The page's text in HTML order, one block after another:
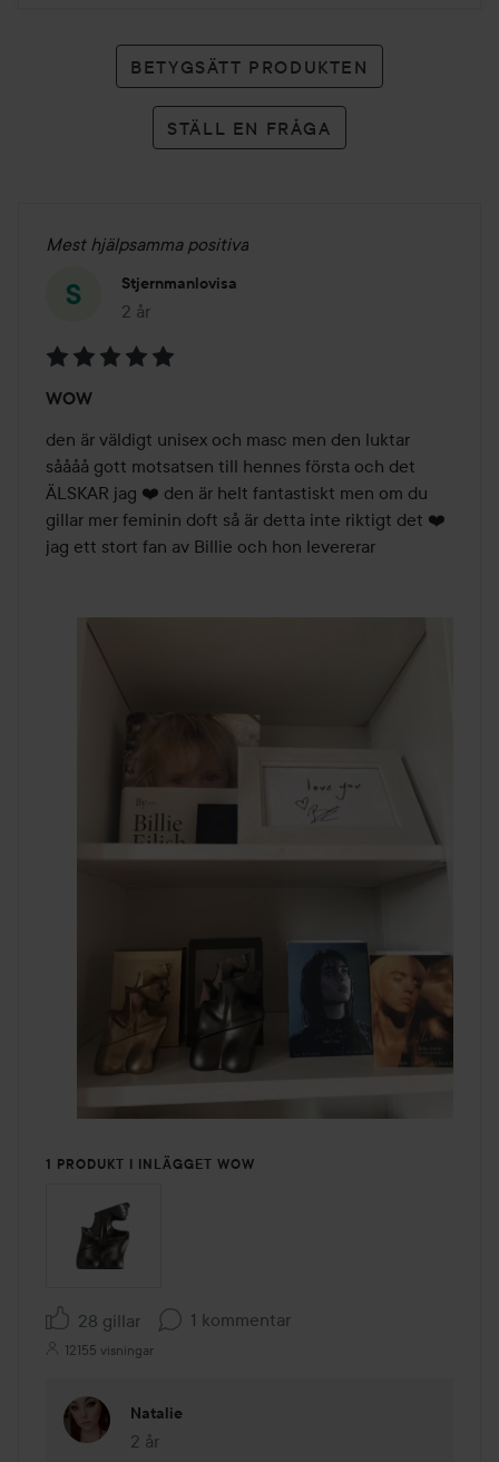
BETYGSÄTT PRODUKTEN
STÄLL EN FRÅGA
Mest hjälpsamma positiva
Stjernmanlovisa
2 år
Inlägget skapades 2 år
5
av
5
WOW
den är väldigt unisex och masc men den luktar
såååå gott motsatsen till hennes första och det
ÄLSKAR jag ❤️ den är helt fantastiskt men om du
gillar mer feminin doft så är detta inte riktigt det ❤️
jag ett stort fan av Billie och hon levererar
1 PRODUKT I INLÄGGET WOW
28 gillar 1 kommentar
12155 visningar
Natalie
2 år
Kommentaren lades 2 år